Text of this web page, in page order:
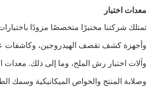
معدات اختبار
تمتلك شركتنا مختبرًا متخصصًا مزودًا باختبارات
وأجهزة كشف تقصف الهيدروجين، وكاشفات
وآلات اختبار رش الملح، وما إلى ذلك. معدات
وصلابة المنتج والخواص الميكانيكية وسمك